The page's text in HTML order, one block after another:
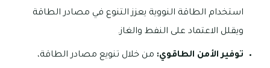
استخدام الطاقة النووية يعزز التنوع في مصادر الطاقة
ويقلل الاعتماد على النفط والغاز.
توفير الأمن الطاقوي: من خلال تنويع مصادر الطاقة،